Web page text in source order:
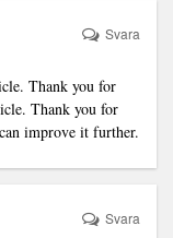
Thank you for
Thank you for
improve it further.
Svara
Svara